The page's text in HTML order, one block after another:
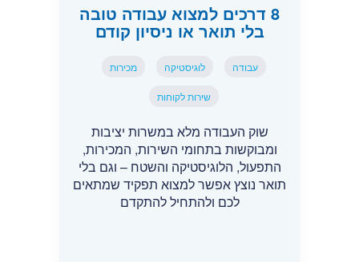
8 דרכים למצוא עבודה טובה
בלי תואר או ניסיון קודם
עבודה לוגיסטיקה מכירות
שירות לקוחות
שוק העבודה מלא במשרות יציבות
ומבוקשות בתחומי השירות, המכירות,
התפעול, הלוגיסטיקה והשטח – וגם בלי
תואר נוצץ אפשר למצוא תפקיד שמתאים
לכם ולהתחיל להתקדם